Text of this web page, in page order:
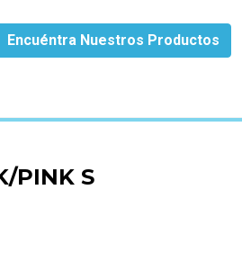
Encuéntra Nuestros Productos
PINK S